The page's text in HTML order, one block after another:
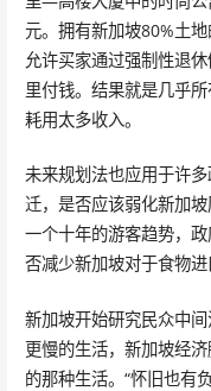
元。拥有新加坡80%土
允许买家通过强制性退
里付钱。结果就是几乎
耗用太多收入。
未来规划法也应用于许
迁，是否应该弱化新加
一个十年的游客趋势，
否减少新加坡对于食物进
新加坡开始研究民众中
更慢的生活，新加坡经
的那种生活。“怀旧也有